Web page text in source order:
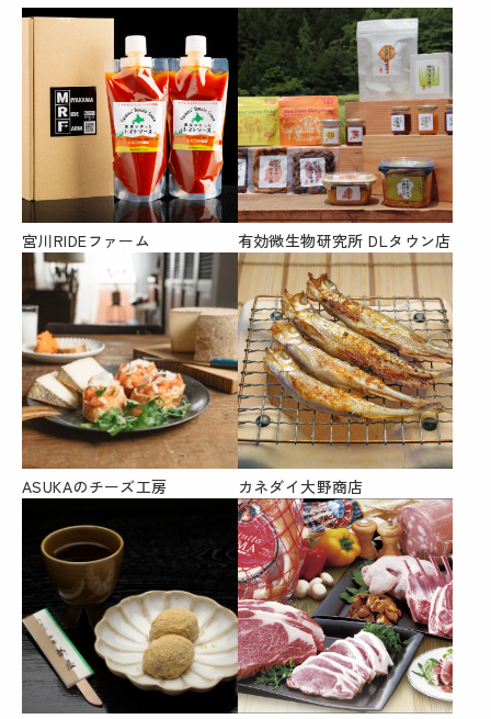
宮川RIDEファーム 有効微生物研究所 DLタウン店
ASUKAのチーズ工房 カネダイ大野商店